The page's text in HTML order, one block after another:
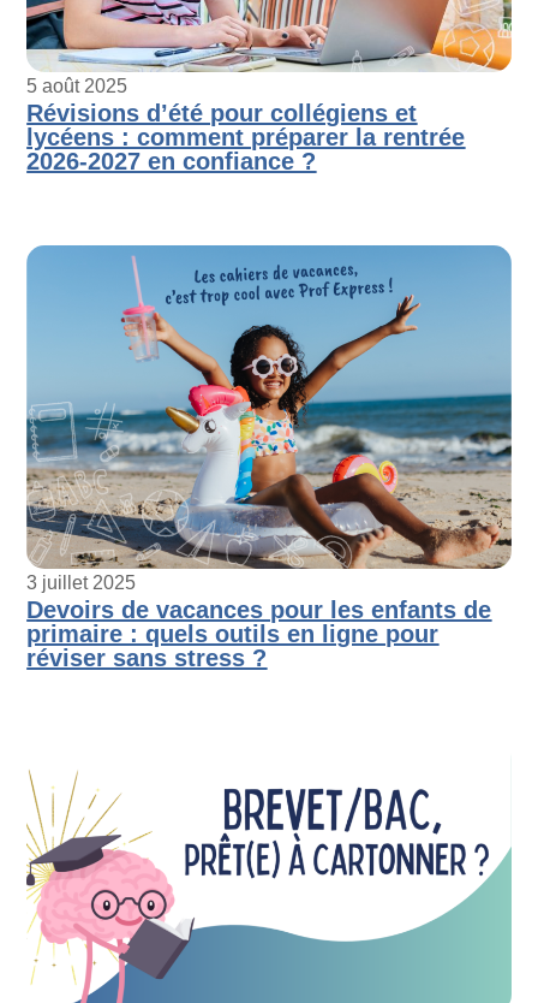
5 août 2025
Révisions d’été pour collégiens et
lycéens : comment préparer la rentrée
2026-2027 en confiance ?
3 juillet 2025
Devoirs de vacances pour les enfants de
primaire : quels outils en ligne pour
réviser sans stress ?